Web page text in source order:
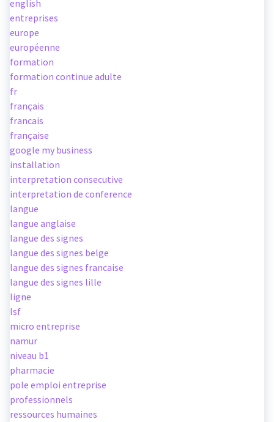
english
entreprises
europe
européenne
formation
formation continue adulte
fr
français
francais
française
google my business
installation
interpretation consecutive
interpretation de conference
langue
langue anglaise
langue des signes
langue des signes belge
langue des signes francaise
langue des signes lille
ligne
lsf
micro entreprise
namur
niveau b1
pharmacie
pole emploi entreprise
professionnels
ressources humaines